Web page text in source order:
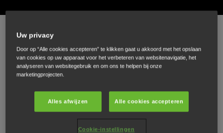
Klaar voor alles wat u tegenkomt
Van kustverkenning tot vissen op open water, de Honwave zorgt ervoor dat u
Uw privacy
Door op “Alle cookies accepteren” te klikken gaat u akkoord met het opslaan
van cookies op uw apparaat voor het verbeteren van websitenavigatie, het
analyseren van websitegebruik en om ons te helpen bij onze
marketingprojecten.
Alles afwijzen Alle cookies accepteren
Cookie-instellingen